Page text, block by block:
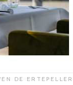
DE ERTEPELLER